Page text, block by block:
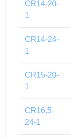
CR14-20-
1
CR14-24-
1
CR15-20-
1
CR16.5-
24-1